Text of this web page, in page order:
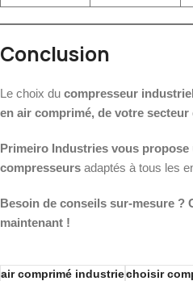
Conclusion
Le choix du compresseur
en air comprimé, de votre
Primeiro Industries vous propose
compresseurs adaptés à tous les
Besoin de conseils sur-mesure ?
maintenant !
air comprimé industriechoisir